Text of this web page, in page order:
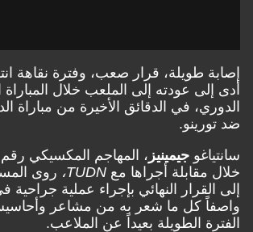
إصابة طويلة، قرار صعب، وفترة نقاهة
أدى إلى عودته إلى الملعب خلال المباراة
الدوري، في الدقائق الأخيرة من مباراة
ضد تورينو.
سانتياغو جيمينيز ، المهاجم المكسيكي رقم 7 في
خلال مقابلة أجراها مع TUDN،
روى
إلى القرار النهائي بإجراء عملية جراحية
واصفاً كل ما شعر به من مشاعر
الفترة الطويلة بعيداً عن الملاعب.